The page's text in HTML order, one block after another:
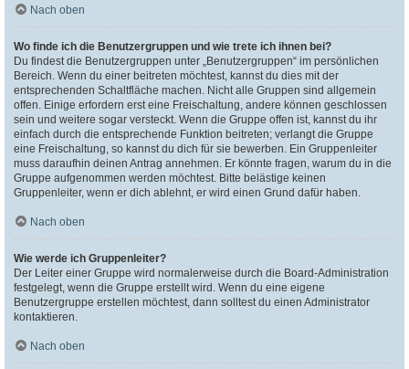
Nach oben
Wo finde ich die Benutzergruppen und wie trete ich ihnen bei?
Du findest die Benutzergruppen unter „Benutzergruppen“ im persönlichen
Bereich. Wenn du einer beitreten möchtest, kannst du dies mit der
entsprechenden Schaltfläche machen. Nicht alle Gruppen sind allgemein
offen. Einige erfordern erst eine Freischaltung, andere können geschlossen
sein und weitere sogar versteckt. Wenn die Gruppe offen ist, kannst du ihr
einfach durch die entsprechende Funktion beitreten; verlangt die Gruppe
eine Freischaltung, so kannst du dich für sie bewerben. Ein Gruppenleiter
muss daraufhin deinen Antrag annehmen. Er könnte fragen, warum du in die
Gruppe aufgenommen werden möchtest. Bitte belästige keinen
Gruppenleiter, wenn er dich ablehnt, er wird einen Grund dafür haben.
Nach oben
Wie werde ich Gruppenleiter?
Der Leiter einer Gruppe wird normalerweise durch die Board-Administration
festgelegt, wenn die Gruppe erstellt wird. Wenn du eine eigene
Benutzergruppe erstellen möchtest, dann solltest du einen Administrator
kontaktieren.
Nach oben